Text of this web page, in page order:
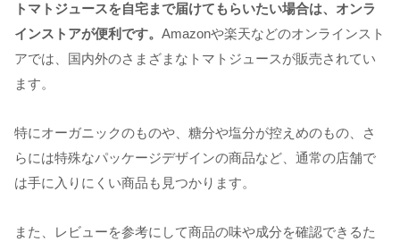
トマトジュースを自宅まで届けてもらいたい場合は、オンラ
インストアが便利です。 Amazonや楽天などのオンラインスト
アでは、国内外のさまざまなトマトジュースが販売されてい
ます。
特にオーガニックのものや、糖分や塩分が控えめのもの、さ
らには特殊なパッケージデザインの商品など、通常の店舗で
は手に入りにくい商品も見つかります。
また、レビューを参考にして商品の味や成分を確認できるた